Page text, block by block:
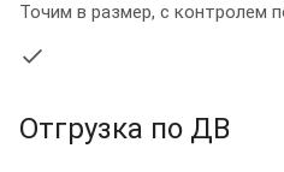
Точим в размер, с контролем
Отгрузка по ДВ